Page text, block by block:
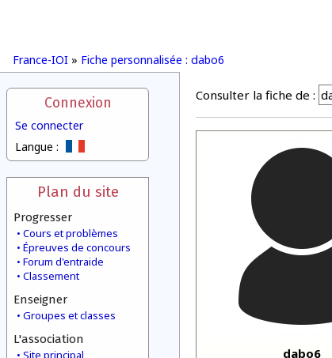
France-IOI » Fiche personnalisée : dabo6
Connexion
Se connecter
Langue :
Plan du site
Progresser
Cours et problèmes
Épreuves de concours
Forum d'entraide
Classement
Enseigner
Groupes et classes
L'association
Site principal
Consulter la fiche de :
dabo6